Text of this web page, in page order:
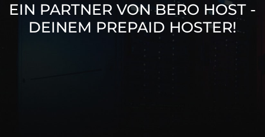
EIN PARTNER VON BERO HOST -
DEINEM PREPAID HOSTER!